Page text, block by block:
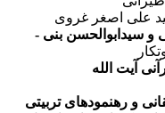
علی ‏اصغر غروی
مقایسه دیدگاه سیدمحمود طالقانی و سیدابوالحسن بنی ­
آیت‏ الله
و رهنمودهای تربیتی